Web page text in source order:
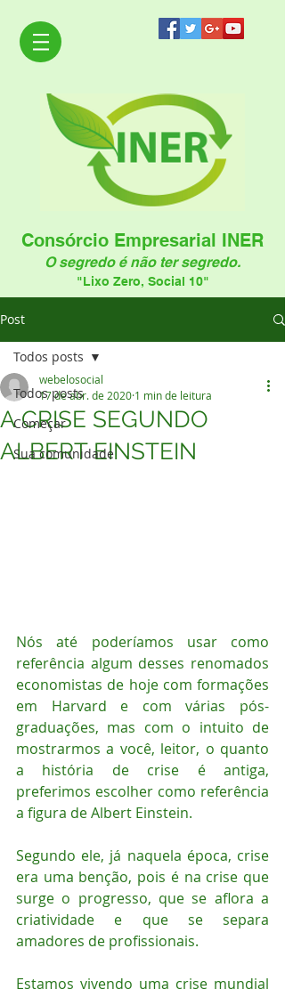
Consórcio Empresarial INER
O segredo é não ter segredo.
"Lixo Zero, Social 10"
Post
Todos posts
Começar
Sua comunidade
Todos posts
A CRISE SEGUNDO
ALBERT EINSTEIN
webelosocial
17 de abr. de 2020 1 min de leitura
Nós até poderíamos usar como
referência algum desses renomados
economistas de hoje com formações
em Harvard e com várias pós-
graduações, mas com o intuito de
mostrarmos a você, leitor, o quanto
a história de crise é antiga,
preferimos escolher como referência
a figura de Albert Einstein.
Segundo ele, já naquela época, crise
era uma benção, pois é na crise que
surge o progresso, que se aflora a
criatividade e que se separa
amadores de profissionais.
Estamos vivendo uma crise mundial